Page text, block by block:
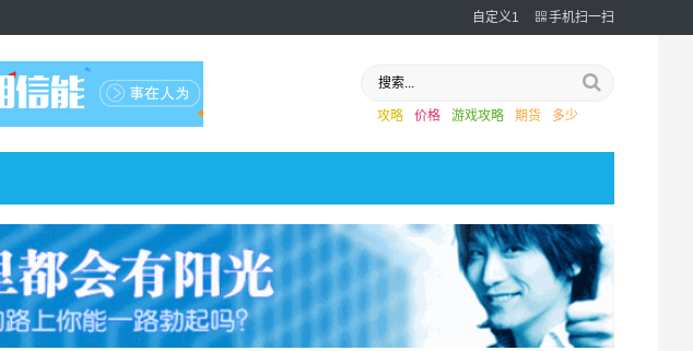
自定义1 手机扫一扫
攻略 价格 游戏攻略 期货 多少